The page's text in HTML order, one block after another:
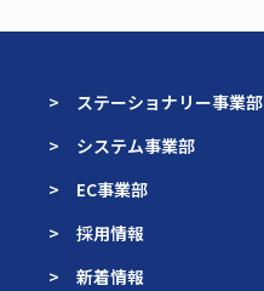
> ステーショナリー事業部
> システム事業部
> EC事業部
> 採用情報
> 新着情報